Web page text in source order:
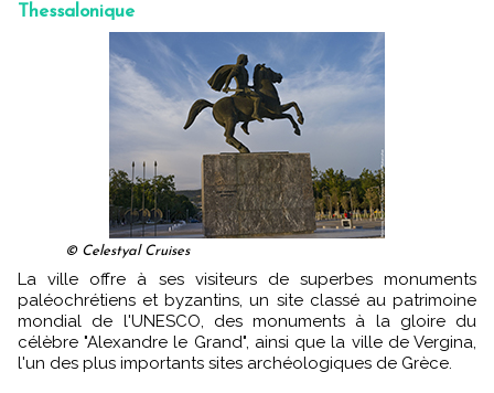
Thessalonique
© Celestyal Cruises
La ville offre à ses visiteurs de superbes monuments
paléochrétiens et byzantins, un site classé au patrimoine
mondial de l'UNESCO, des monuments à la gloire du
célèbre "Alexandre le Grand", ainsi que la ville de Vergina,
l'un des plus importants sites archéologiques de Grèce.